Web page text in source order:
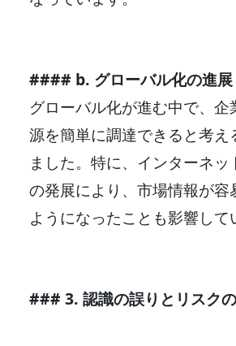
#### b. グローバル化の進展
グローバル化が進む中で、企
源を簡単に調達できると考え
ました。特に、インターネ
の発展により、市場情報が容
ようになったことも影響して
### 3. 認識の誤りとリスク